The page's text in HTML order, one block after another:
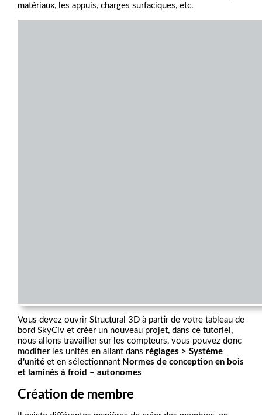
matériaux, les appuis, charges surfaciques, etc.
Vous devez ouvrir Structural 3D à partir de votre tableau de
bord SkyCiv et créer un nouveau projet, dans ce tutoriel,
nous allons travailler sur les compteurs, vous pouvez donc
modifier les unités en allant dans réglages > Système
d'unitéet en sélectionnant Normes de conception en bois
et laminés à froid – autonomes
Création de membre